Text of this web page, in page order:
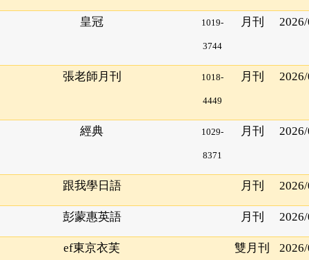
皇冠 1019-
3744
月刊
張老師月刊 1018-
4449
月刊
經典 1029-
8371
月刊
跟我學日語 月刊
彭蒙惠英語 月刊
ef東京衣芙 雙月刊